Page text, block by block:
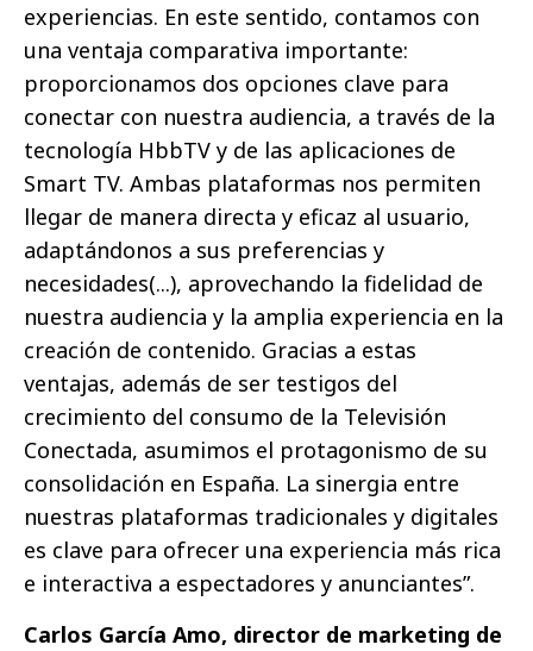
experiencias. En este sentido, contamos con
una ventaja comparativa importante:
proporcionamos dos opciones clave para
conectar con nuestra audiencia, a través de la
tecnología HbbTV y de las aplicaciones de
Smart TV. Ambas plataformas nos permiten
llegar de manera directa y eficaz al usuario,
adaptándonos a sus preferencias y
necesidades(...), aprovechando la fidelidad de
nuestra audiencia y la amplia experiencia en la
creación de contenido. Gracias a estas
ventajas, además de ser testigos del
crecimiento del consumo de la Televisión
Conectada, asumimos el protagonismo de su
consolidación en España. La sinergia entre
nuestras plataformas tradicionales y digitales
es clave para ofrecer una experiencia más rica
e interactiva a espectadores y anunciantes”.
Carlos García Amo, director de marketing de